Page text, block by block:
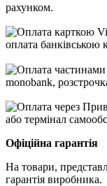
рахунком.
оплата банківською
monobank,
або термінал
Офіційна гарантія
На товари,
гарантія виробника.